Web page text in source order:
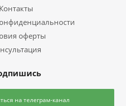
Контакты
оферты
на телеграм-канал